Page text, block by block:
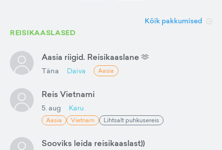
Kõik pakkumised
REISIKAASLASED
Aasia riigid. Reisikaaslane 🫶
Täna Daiva Aasia
Reis Vietnami
5. aug Karu
Aasia Vietnam Lihtsalt puhkusereis
Sooviks leida reisikaaslast))